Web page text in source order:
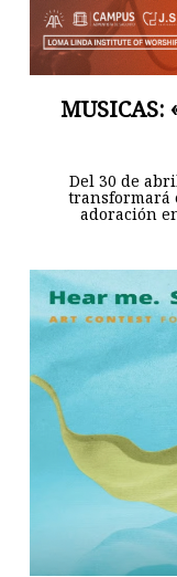
MUSICAS:
Del 30 de
transformará
adoración